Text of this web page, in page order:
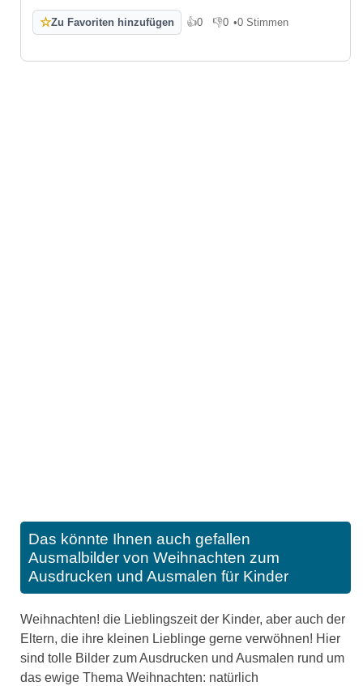
☆Zu Favoriten hinzufügen 👍0
Gefällt mir
👎0
Gefällt mir nicht
•0 Stimmen
Das könnte Ihnen auch gefallen
Ausmalbilder von Weihnachten zum
Ausdrucken und Ausmalen für Kinder
Weihnachten! die Lieblingszeit der Kinder, aber auch der
Eltern, die ihre kleinen Lieblinge gerne verwöhnen! Hier
sind tolle Bilder zum Ausdrucken und Ausmalen rund um
das ewige Thema Weihnachten: natürlich